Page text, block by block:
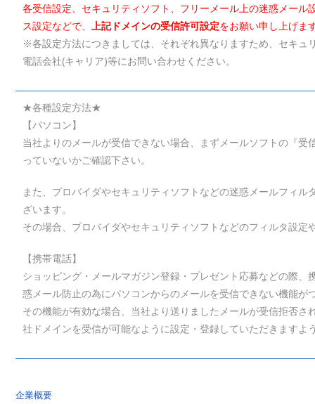
各受信設定、セキュリティソフト、フリーメール上の迷惑メール
ス設定などで、上記ドメインの受信許可設定をお願い申し上げま
※各設定方法につきましては、それぞれ異なりますため、セキュ
電話会社(キャリア)等にお問い合わせください。
★各種設定方法★
【パソコン】
当社よりのメールが受信できない場合、まずメールソフトの『
っていないかご確認下さい。
また、プロバイダやセキュリティソフトなどの迷惑メールフィ
ざいます。
その場合、プロバイダやセキュリティソフトなどのフィルタ設定
【携帯電話】
ショッピング・メールマガジン登録・プレゼント応募などの際
惑メール防止の為にパソコンからのメールを受信できない機能が
その機能が有効な場合、当社より送りましたメールが受信拒否
社ドメインを受信が可能なように設定・登録していただきますよ
企業概要